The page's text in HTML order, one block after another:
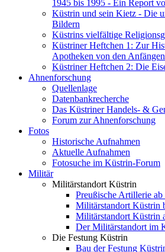
1945 bis 1995 - Ein Report
Küstrin und sein Kietz - Die
Bildern
Küstrins vielfältige
Küstriner Heftchen 1: Zur
Apotheken von den
Küstriner Heftchen 2: Die
Ahnenforschung
Quellenlage
Datenbankrecherche
Das Küstriner Handels- &
Forum zur Ahnenforschung
Fotos
Historische Aufnahmen
Aktuelle Aufnahmen
Fotosuche im Küstrin-Forum
Militär
Militärstandort Küstrin
Preußische Artillerie ab
Militärstandort Küstrin
Militärstandort Küstrin
Der Militärstandort im
Die Festung Küstrin
Bau der Festung